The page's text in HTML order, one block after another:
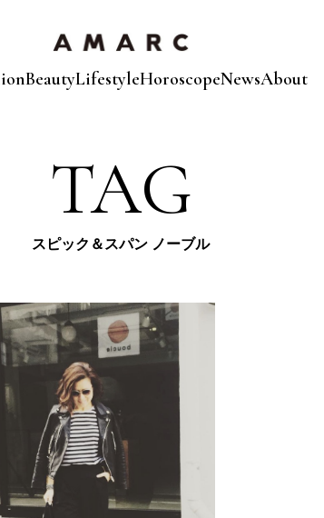
BeautyLifestyleHoroscopeNewsAbout
TAG
スピック＆スパン ノーブル